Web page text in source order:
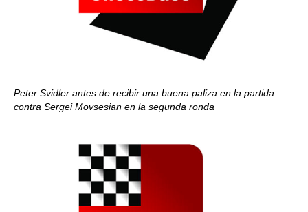
Peter Svidler antes de recibir una buena paliza en la partida
contra Sergei Movsesian en la segunda ronda